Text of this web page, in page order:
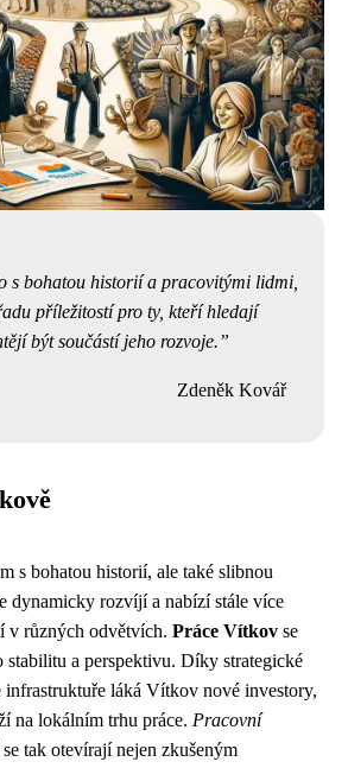
s bohatou historií a pracovitými lidmi,
příležitostí pro ty, kteří hledají
být součástí jeho rozvoje.
Zdeněk Kovář
s bohatou historií, ale také slibnou
dynamicky rozvíjí a nabízí stále více
v různých odvětvích. Práce Vítkov se
stabilitu a perspektivu. Díky strategické
láká Vítkov nové investory,
na lokálním trhu práce. Pracovní
se tak otevírají nejen zkušeným